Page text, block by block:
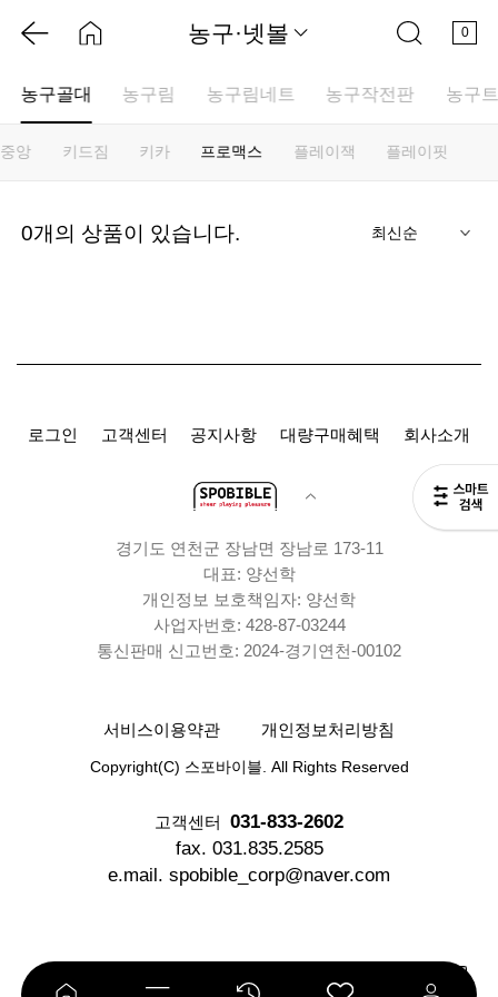
0
농구·넷볼
농구골대 농구림 농구림네트 농구작전판 농구
중앙 키드짐 키카 프로맥스 플레이잭 플레이핏
0개의 상품이 있습니다.
로그인 고객센터 공지사항 대량구매혜택 회사소개
경기도 연천군 장남면 장남로 173-11
대표: 양선학
개인정보 보호책임자: 양선학
사업자번호: 428-87-03244
통신판매 신고번호: 2024-경기연천-00102
서비스이용약관 개인정보처리방침
Copyright(C) 스포바이블. All Rights Reserved
고객센터 031-833-2602
fax. 031.835.2585
e.mail. spobible_corp@naver.com